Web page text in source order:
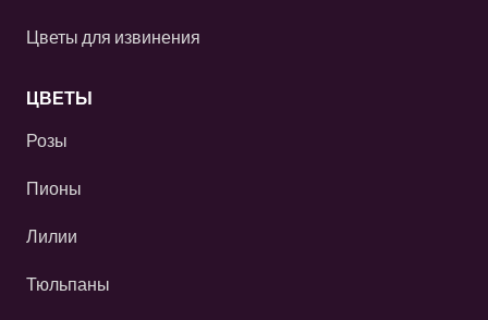
Цветы для извинения
ЦВЕТЫ
Розы
Пионы
Лилии
Тюльпаны